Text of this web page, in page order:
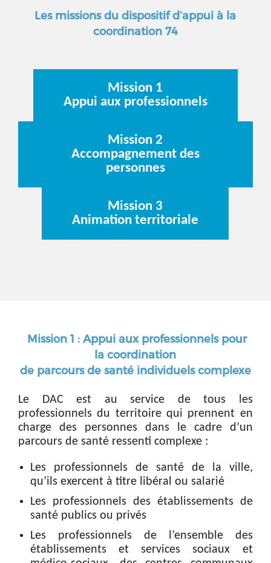
Les missions du dispositif d’appui à la
coordination 74
Mission 1
Appui aux professionnels
Mission 2
Accompagnement des
personnes
Mission 3
Animation territoriale
Mission 1 : Appui aux professionnels pour
la coordination
de parcours de santé individuels complexe
Le DAC est au service de tous les
professionnels du territoire qui prennent en
charge des personnes dans le cadre d’un
parcours de santé ressenti complexe :
Les professionnels de santé de la ville,
qu’ils exercent à titre libéral ou salarié
Les professionnels des établissements de
santé publics ou privés
Les professionnels de l’ensemble des
établissements et services sociaux et